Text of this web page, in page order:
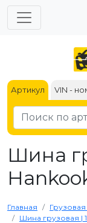
Артикул VIN -
Шина
Главная
Шина грузовая |